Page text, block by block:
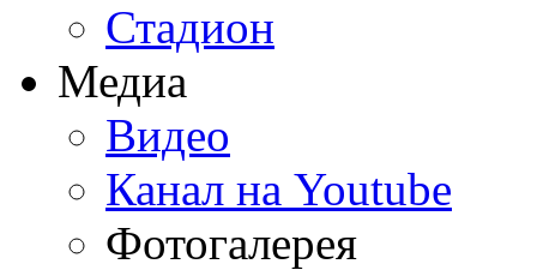
Стадион
Медиа
Видео
Канал на Youtube
Фотогалерея